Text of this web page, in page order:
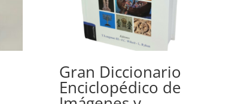
Gran Diccionario
Enciclopédico de